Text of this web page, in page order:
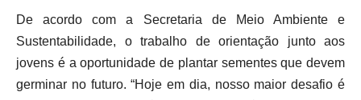
De acordo com a Secretaria de Meio Ambiente e
Sustentabilidade, o trabalho de orientação junto aos
jovens é a oportunidade de plantar sementes que devem
germinar no futuro. “Hoje em dia, nosso maior desafio é